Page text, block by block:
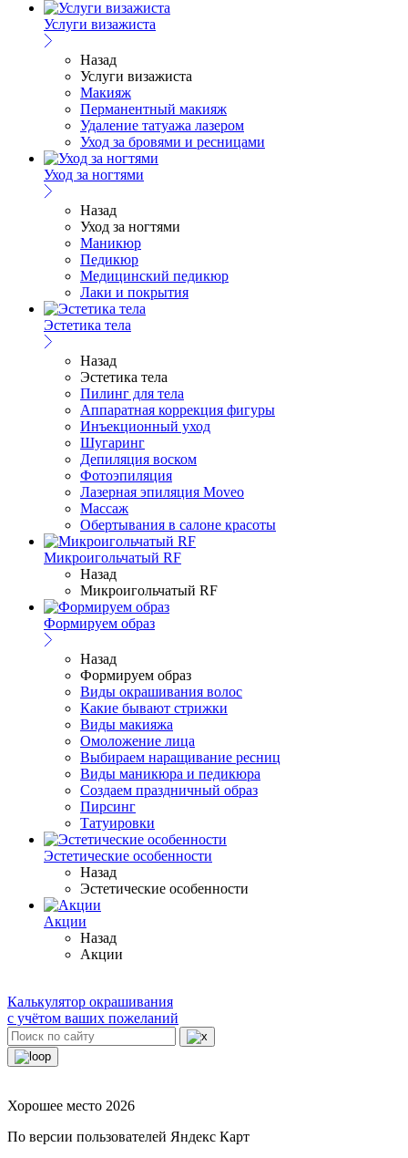
Услуги визажиста
Назад
Услуги визажиста
Макияж
Перманентный макияж
Удаление татуажа лазером
Уход за бровями и ресницами
Уход за ногтями
Назад
Уход за ногтями
Маникюр
Педикюр
Медицинский педикюр
Лаки и покрытия
Эстетика тела
Назад
Эстетика тела
Пилинг для тела
Аппаратная коррекция фигуры
Инъекционный уход
Шугаринг
Депиляция воском
Фотоэпиляция
Лазерная эпиляция Moveo
Массаж
Обертывания в салоне красоты
Микроигольчатый RF
Назад
Микроигольчатый RF
Формируем образ
Назад
Формируем образ
Виды окрашивания волос
Какие бывают стрижки
Виды макияжа
Омоложение лица
Выбираем наращивание ресниц
Виды маникюра и педикюра
Создаем праздничный образ
Пирсинг
Татуировки
Эстетические особенности
Назад
Эстетические особенности
Акции
Назад
Акции
Калькулятор окрашивания
с учётом ваших пожеланий
Хорошее место 2026
По версии пользователей Яндекс Карт